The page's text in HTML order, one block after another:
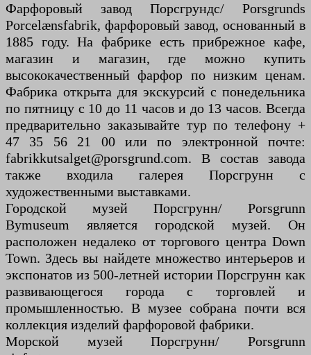
Фарфоровый завод Порсгрундс/ Porsgrunds
Porcelænsfabrik, фарфоровый завод, основанный в
1885 году. На фабрике есть прибрежное кафе,
магазин и магазин, где можно купить
высококачественный фарфор по низким ценам.
Фабрика открыта для экскурсий с понедельника
по пятницу с 10 до 11 часов и до 13 часов. Всегда
предварительно заказывайте тур по телефону +
47 35 56 21 00 или по электронной почте:
fabrikkutsalget@porsgrund.com. В состав завода
также входила галерея Порсгрунн с
художественными выставками.
Городской музей Порсгрунн/ Porsgrunn
Bymuseum является городской музей. Он
расположен недалеко от торгового центра Down
Town. Здесь вы найдете множество интерьеров и
экспонатов из 500-летней истории Порсгрунн как
развивающегося города с торговлей и
промышленностью. В музее собрана почти вся
коллекция изделий фарфоровой фабрики.
Морской музей Порсгрунн/ Porsgrunn